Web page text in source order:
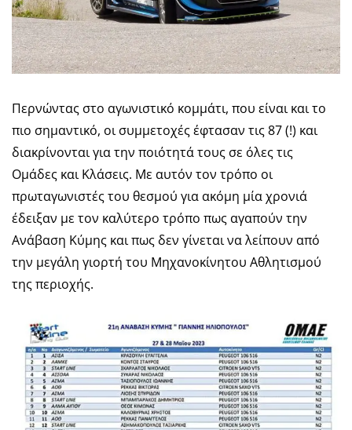
Περνώντας στο αγωνιστικό κομμάτι, που είναι και το
πιο σημαντικό, οι συμμετοχές έφτασαν τις 87 (!) και
διακρίνονται για την ποιότητά τους σε όλες τις
Ομάδες και Κλάσεις. Με αυτόν τον τρόπο οι
πρωταγωνιστές του θεσμού για ακόμη μία χρονιά
έδειξαν με τον καλύτερο τρόπο πως αγαπούν την
Ανάβαση Κύμης και πως δεν γίνεται να λείπουν από
την μεγάλη γιορτή του Μηχανοκίνητου Αθλητισμού
της περιοχής.